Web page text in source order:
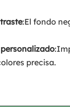
:El fondo
precisa.